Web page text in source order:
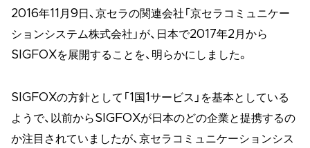
2016年11月9日、京セラの関連会社「京セラコミュニケー
ションシステム株式会社」が、日本で2017年2月から
SIGFOXを展開することを、明らかにしました。
SIGFOXの方針として「1国1サービス」を基本としている
ようで、以前からSIGFOXが日本のどの企業と提携するの
か注目されていましたが、京セラコミュニケーションシス